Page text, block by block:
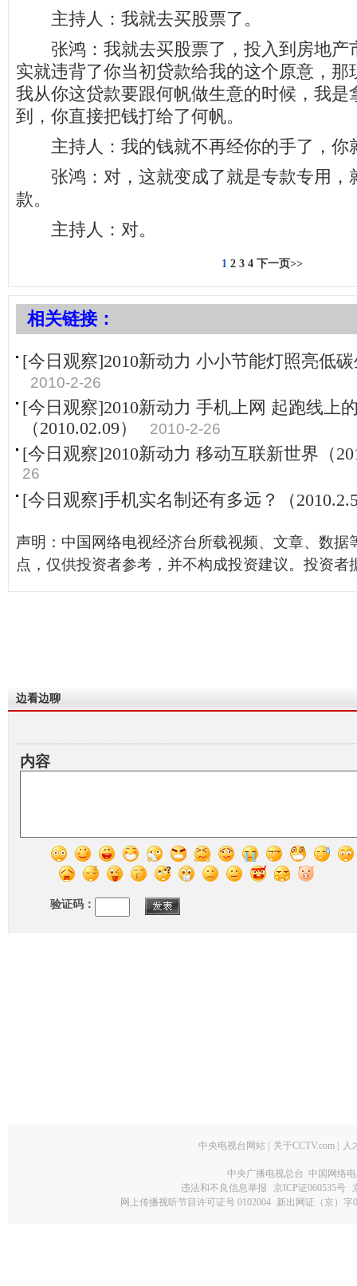
主持人：我就去买股票了。
张鸿：我就去买股票了，投入到房地产
实就违背了你当初贷款给我的这个原意，那
我从你这贷款要跟何帆做生意的时候，我是
到，你直接把钱打给了何帆。
主持人：我的钱就不再经你的手了，你
张鸿：对，这就变成了就是专款专用，
款。
主持人：对。
1 2 3 4 下一页>>
相关链接：
[今日观察]2010新动力 小小节能灯照亮低碳
2010-2-26
[今日观察]2010新动力 手机上网 起跑线上
（2010.02.09）
2010-2-26
[今日观察]2010新动力 移动互联新世界（
26
[今日观察]手机实名制还有多远？（
声明：中国网络电视经济台所载视频、文章、数据
点，仅供投资者参考，并不构成投资建议。投资者
边看边聊
内容
验证码：
中央电视台网站 关于CCTV.com 人
中央广播电视总台 中国网络
违法和不良信息举报
京ICP证060535号
网上传播视听节目许可证号 0102004 新出网证（京）